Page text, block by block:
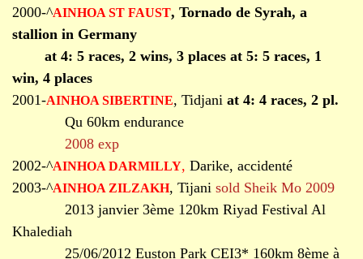
2000-^AINHOA ST FAUST, Tornado de Syrah, a
stallion in Germany
at 4: 5 races, 2 wins, 3 places at 5: 5 races, 1
win, 4 places
2001-AINHOA SIBERTINE, Tidjani at 4: 4 races, 2 pl.
Qu 60km endurance
2008 exp
2002-^AINHOA DARMILLY, Darike, accidenté
2003-^AINHOA ZILZAKH, Tijani sold Sheik Mo 2009
2013 janvier 3ème 120km Riyad Festival Al
Khalediah
25/06/2012 Euston Park CEI3* 160km 8ème à